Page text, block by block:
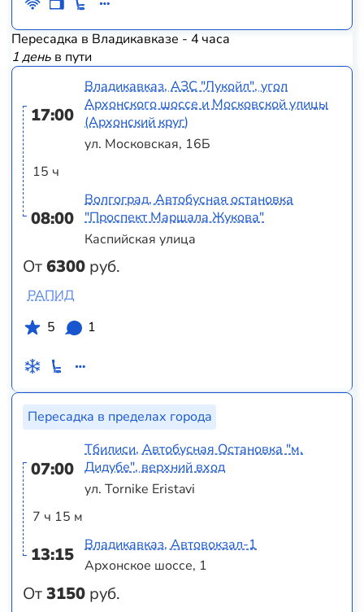
Пересадка в Владикавказе - 4 часа
1 деньв пути
17:00
15 ч
08:00
От6300 руб.
Владикавказ, АЗС "Лукойл", угол
Архонского шоссе и Московской улицы
(Архонский круг)
ул. Московская, 16Б
Волгоград, Автобусная остановка
"Проспект Маршала Жукова"
Каспийская улица
РАПИД
5
1
Пересадка в пределах города
07:00
7 ч 15 м
13:15
От3150 руб.
Тбилиси, Автобусная Остановка "м.
Дидубе", верхний вход
ул. Tornike Eristavi
Владикавказ, Автовокзал-1
Архонское шоссе, 1